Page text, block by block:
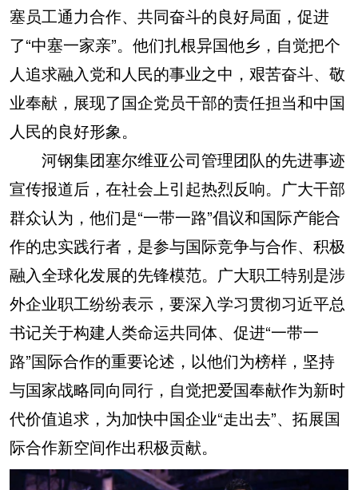
塞员工通力合作、共同奋斗的良好局面，促进
了“中塞一家亲”。他们扎根异国他乡，自觉把个
人追求融入党和人民的事业之中，艰苦奋斗、敬
业奉献，展现了国企党员干部的责任担当和中国
人民的良好形象。
河钢集团塞尔维亚公司管理团队的先进事迹
宣传报道后，在社会上引起热烈反响。广大干部
群众认为，他们是“一带一路”倡议和国际产能合
作的忠实践行者，是参与国际竞争与合作、积极
融入全球化发展的先锋模范。广大职工特别是涉
外企业职工纷纷表示，要深入学习贯彻习近平总
书记关于构建人类命运共同体、促进“一带一
路”国际合作的重要论述，以他们为榜样，坚持
与国家战略同向同行，自觉把爱国奉献作为新时
代价值追求，为加快中国企业“走出去”、拓展国
际合作新空间作出积极贡献。